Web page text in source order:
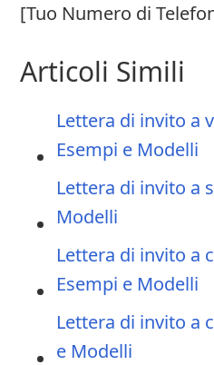
[Tuo Numero di
Articoli Simili
Lettera di invito a
Esempi e Modelli
Lettera di invito a
Modelli
Lettera di invito a
Esempi e Modelli
Lettera di invito a
e Modelli